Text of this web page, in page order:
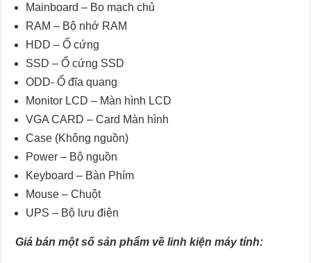
Mainboard – Bo mạch chủ
RAM – Bộ nhớ RAM
HDD – Ổ cứng
SSD – Ổ cứng SSD
ODD- Ổ đĩa quang
Monitor LCD – Màn hình LCD
VGA CARD – Card Màn hình
Case (Không nguồn)
Power – Bộ nguồn
Keyboard – Bàn Phím
Mouse – Chuột
UPS – Bộ lưu điện
Giá bán một số sản phẩm về linh kiện máy tính: